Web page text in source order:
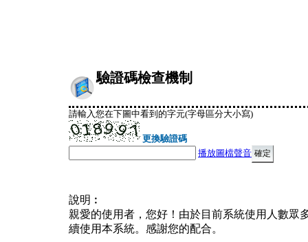
驗證碼檢查機制
請輸入您在下圖中看到的字元(字母區分大小寫)
更換驗證碼
播放圖檔聲音
說明︰
親愛的使用者，您好！由於目前系統使用人數眾
續使用本系統。感謝您的配合。